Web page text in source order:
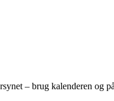
– brug kalenderen og